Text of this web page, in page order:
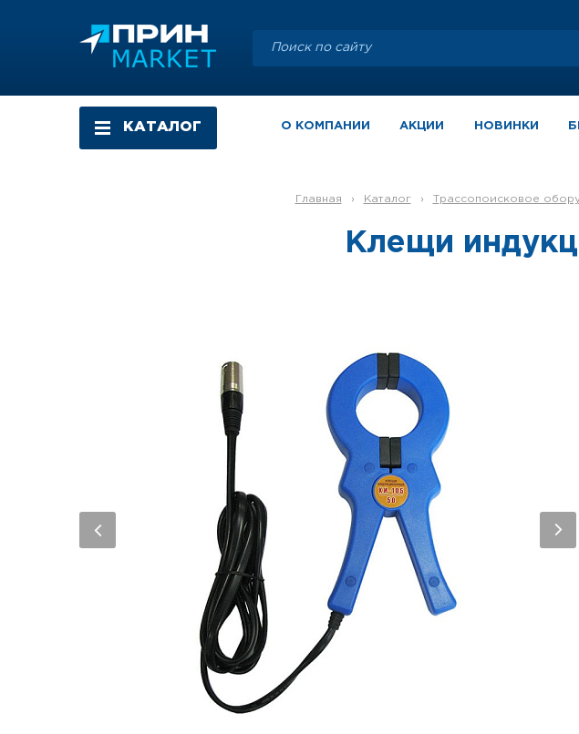
КАТАЛОГ О КОМПАНИИ АКЦИИ НОВИНКИ
Главная › Каталог › Трассопоисковое
Клещи